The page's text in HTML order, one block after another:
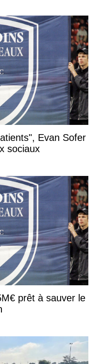
Evan Sofer
sociaux
prêt à sauver le